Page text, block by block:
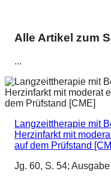
Alle Artikel zum
...
Langzeittherapie mit
Herzinfarkt mit
auf dem Prüfstand
Jg. 60, S. 54;